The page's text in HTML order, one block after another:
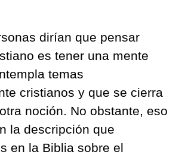
dirían que pensar
es tener una mente
temas
cristianos y que se cierra
noción. No obstante, eso
la descripción que
en la Biblia sobre el